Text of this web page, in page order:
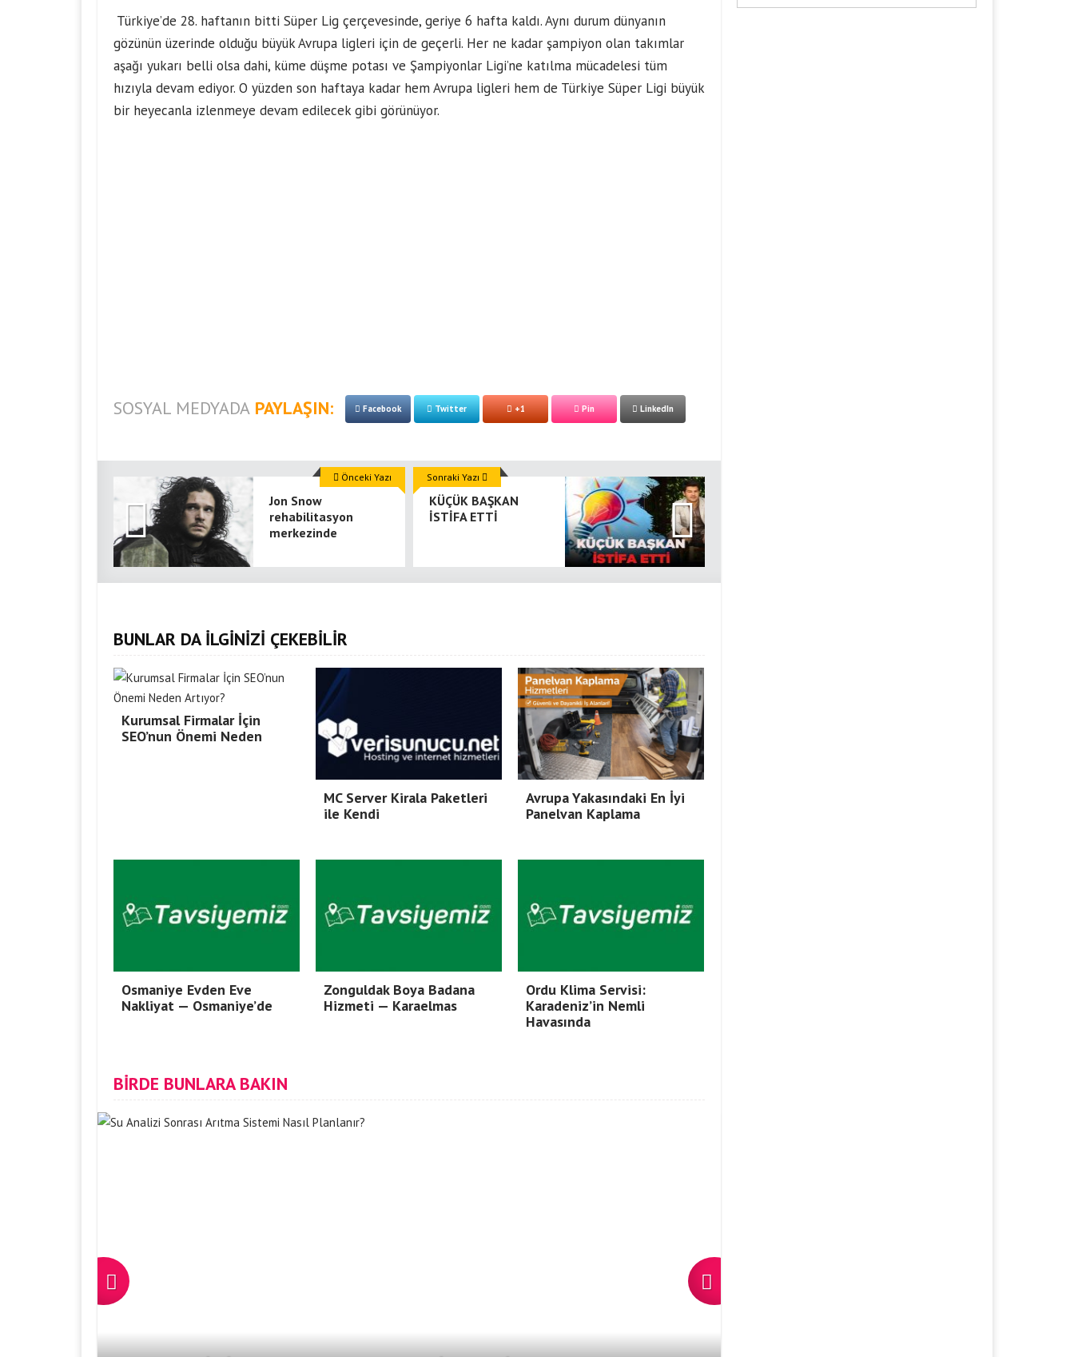
Türkiye’de 28. haftanın bitti Süper Lig çerçevesinde, geriye 6 hafta kaldı. Aynı durum dünyanın
gözünün üzerinde olduğu büyük Avrupa ligleri için de geçerli. Her ne kadar şampiyon olan takımlar
aşağı yukarı belli olsa dahi, küme düşme potası ve Şampiyonlar Ligi’ne katılma mücadelesi tüm
hızıyla devam ediyor. O yüzden son haftaya kadar hem Avrupa ligleri hem de Türkiye Süper Ligi büyük
bir heyecanla izlenmeye devam edilecek gibi görünüyor.
SOSYAL MEDYADA PAYLAŞIN: Facebook Twitter +1 Pin LinkedIn
Jon Snow
rehabilitasyon
merkezinde
Önceki Yazı
KÜÇÜK BAŞKAN
İSTİFA ETTİ
Sonraki Yazı
BUNLAR DA İLGİNİZİ ÇEKEBİLİR
Kurumsal Firmalar İçin
SEO’nun Önemi Neden
MC Server Kirala Paketleri
ile Kendi
Avrupa Yakasındaki En İyi
Panelvan Kaplama
Osmaniye Evden Eve
Nakliyat — Osmaniye’de
Zonguldak Boya Badana
Hizmeti — Karaelmas
Ordu Klima Servisi:
Karadeniz’in Nemli
Havasında
BİRDE BUNLARA BAKIN